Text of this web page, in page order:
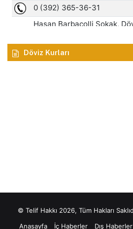
Döviz Kurları
© Telif Hakkı 2026, Tüm Hakları
Anasayfa
İç Haberler Dış Haberler